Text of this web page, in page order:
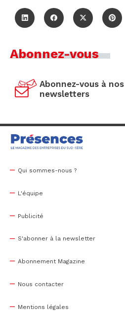
Abonnez-vous
Abonnez-vous à nos
newsletters
Qui sommes-nous ?
L'équipe
Publicité
S'abonner à la newsletter
Abonnement Magazine
Nous contacter
Mentions légales